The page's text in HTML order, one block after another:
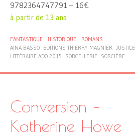
9782364747791 – 16€
à partir de 13 ans
FANTASTIQUE HISTORIQUE
ROMANS
AINA BASSO ÉDITIONS THIERRY MAGNIER JUSTICE
LITTÉRAIRE ADO 2015
SORCELLERIE SORCIÈRE
Conversion –
Katherine Howe